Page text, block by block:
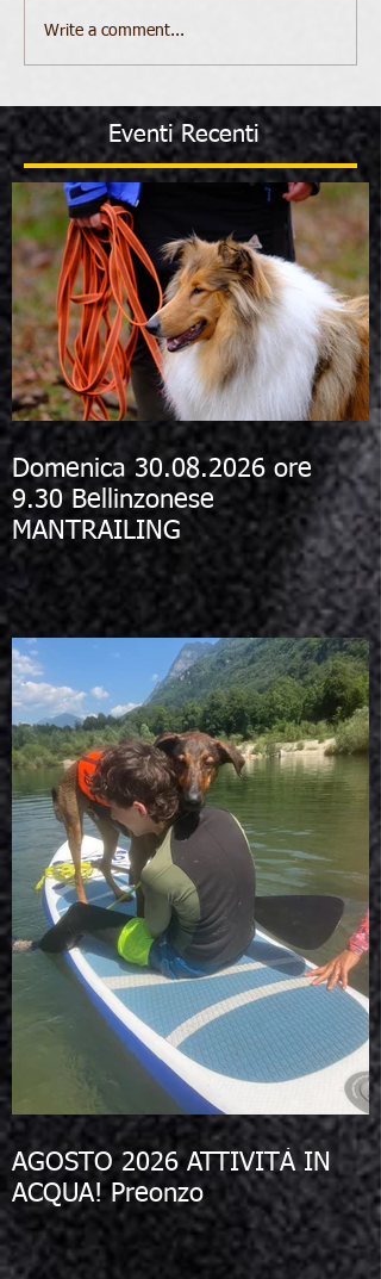
Write a comment...
Eventi Recenti
Domenica 30.08.2026 ore
9.30 Bellinzonese
MANTRAILING
AGOSTO 2026 ATTIVITÀ IN
ACQUA! Preonzo